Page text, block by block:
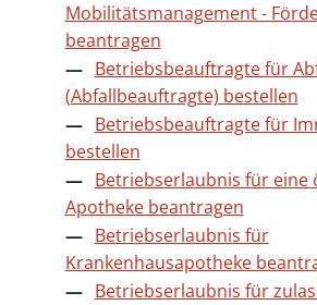
Mobilitätsmanagement -
beantragen
Betriebsbeauftragte für
(Abfallbeauftragte) bestellen
Betriebsbeauftragte für
bestellen
Betriebserlaubnis für eine
Apotheke beantragen
Betriebserlaubnis für
Krankenhausapotheke
Betriebserlaubnis für